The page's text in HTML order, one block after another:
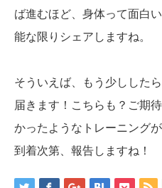
ば進むほど、身体って面白
能な限りシェアしますね。
そういえば、もう少しした
届きます！こちらも？ご期
かったようなトレーニング
到着次第、報告しますね！